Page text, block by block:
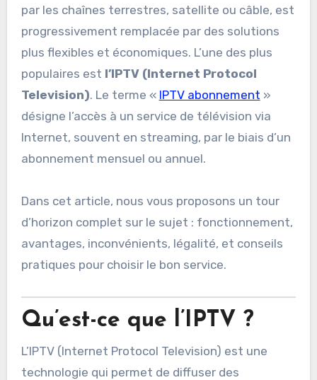
par les chaînes terrestres, satellite ou câble, est
progressivement remplacée par des solutions
plus flexibles et économiques. L’une des plus
populaires est l’IPTV (Internet Protocol
Television). Le terme « IPTV abonnement »
désigne l’accès à un service de télévision via
Internet, souvent en streaming, par le biais d’un
abonnement mensuel ou annuel.
Dans cet article, nous vous proposons un tour
d’horizon complet sur le sujet : fonctionnement,
avantages, inconvénients, légalité, et conseils
pratiques pour choisir le bon service.
Qu’est-ce que l’IPTV ?
L’IPTV (Internet Protocol Television) est une
technologie qui permet de diffuser des